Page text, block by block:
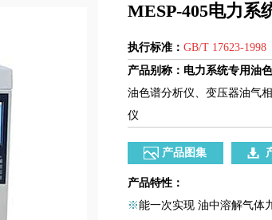
MESP-405电力系
执行标准： GB/T 17623-1998
产品别称： 电力系统专用油
油色谱分析仪、变压器油气
仪
产品图集
产品特性：
※能一次实现 油中溶解气体